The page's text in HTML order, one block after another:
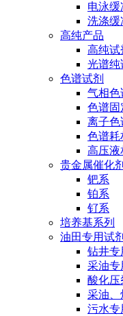
电泳缓
洗涤缓
高纯产品
高纯试
光谱纯
色谱试剂
气相色
色谱固
离子色
色谱耗
高压液
贵金属催化剂
钯系
铂系
钌系
培养基系列
油田专用试剂
钻井专
采油专
酸化压
采油、
污水专